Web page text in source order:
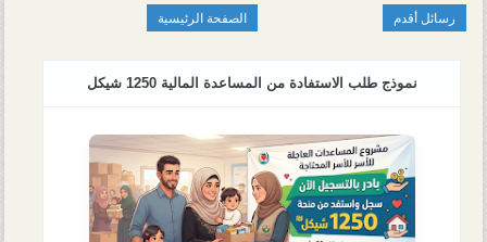
رسائل أقدم الصفحة الرئيسية
نموذج طلب الاستفادة من المساعدة المالية 1250 شيكل